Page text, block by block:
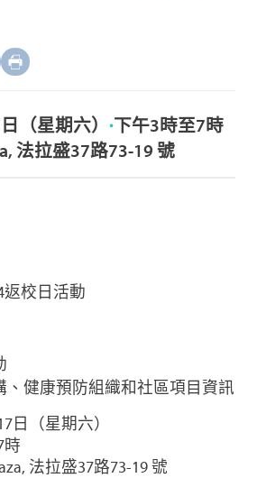
（星期六） 下午3時至7時
法拉盛37路73-19 號
返校日活動
、健康預防組織和社區項目資訊
日（星期六）
時
法拉盛37路73-19 號